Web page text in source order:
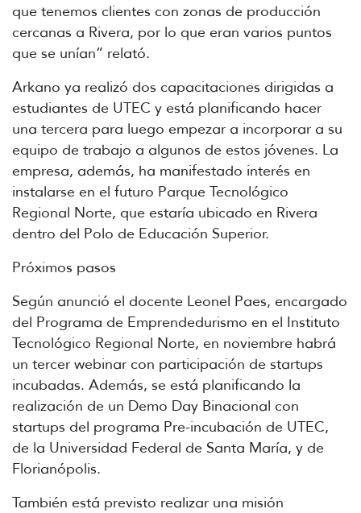
que tenemos clientes con zonas de producción
cercanas a Rivera, por lo que eran varios puntos
que se unían” relató.
Arkano ya realizó dos capacitaciones dirigidas a
estudiantes de UTEC y está planificando hacer
una tercera para luego empezar a incorporar a su
equipo de trabajo a algunos de estos jóvenes. La
empresa, además, ha manifestado interés en
instalarse en el futuro Parque Tecnológico
Regional Norte, que estaría ubicado en Rivera
dentro del Polo de Educación Superior.
Próximos pasos
Según anunció el docente Leonel Paes, encargado
del Programa de Emprendedurismo en el Instituto
Tecnológico Regional Norte, en noviembre habrá
un tercer webinar con participación de startups
incubadas. Además, se está planificando la
realización de un Demo Day Binacional con
startups del programa Pre-incubación de UTEC,
de la Universidad Federal de Santa María, y de
Florianópolis.
También está previsto realizar una misión